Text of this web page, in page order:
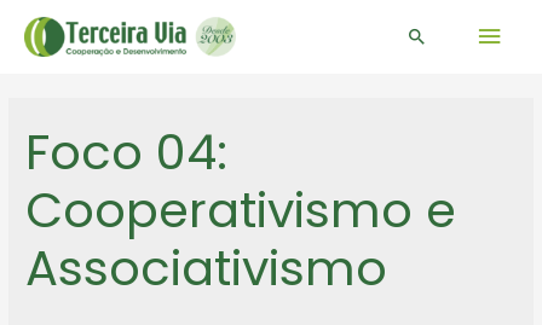
Pesquisar
Foco 04:
Cooperativismo e
Associativismo